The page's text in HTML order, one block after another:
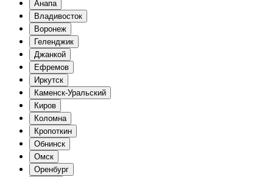
Анапа
Владивосток
Воронеж
Геленджик
Джанкой
Ефремов
Иркутск
Каменск-Уральский
Киров
Коломна
Кропоткин
Обнинск
Омск
Оренбург